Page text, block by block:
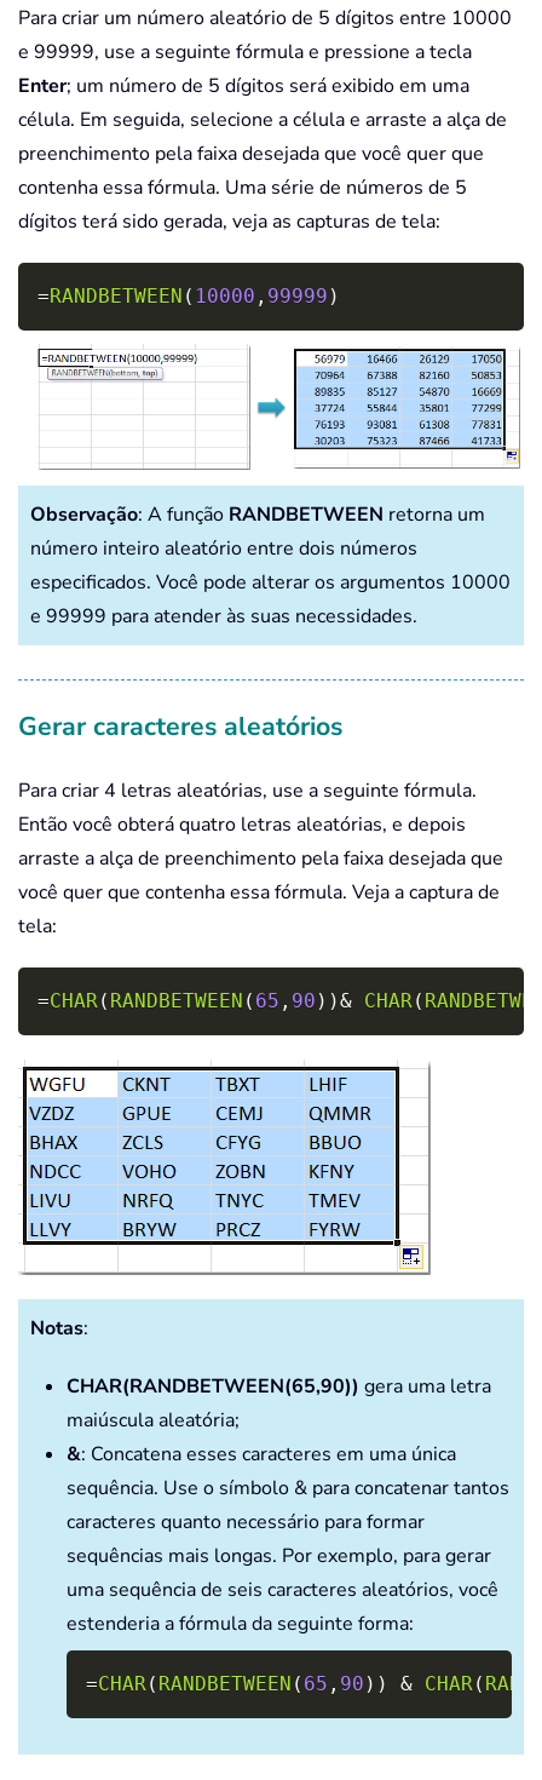
Para criar um número aleatório de 5 dígitos entre 10000
e 99999, use a seguinte fórmula e pressione a tecla
Enter; um número de 5 dígitos será exibido em uma
célula. Em seguida, selecione a célula e arraste a alça de
preenchimento pela faixa desejada que você quer que
contenha essa fórmula. Uma série de números de 5
dígitos terá sido gerada, veja as capturas de tela:
=RANDBETWEEN ( 10000 , 99999 )
Observação: A função RANDBETWEEN retorna um
número inteiro aleatório entre dois números
especificados. Você pode alterar os argumentos 10000
e 99999 para atender às suas necessidades.
Gerar caracteres aleatórios
Para criar 4 letras aleatórias, use a seguinte fórmula.
Então você obterá quatro letras aleatórias, e depois
arraste a alça de preenchimento pela faixa desejada que
você quer que contenha essa fórmula. Veja a captura de
tela:
=CHAR( RANDBETWEEN ( 65 , 90 ) )& CHAR( Copy
Notas:
CHAR(RANDBETWEEN(65,90)) gera uma letra
maiúscula aleatória;
&: Concatena esses caracteres em uma única
sequência. Use o símbolo & para concatenar tantos
caracteres quanto necessário para formar
sequências mais longas. Por exemplo, para gerar
uma sequência de seis caracteres aleatórios, você
estenderia a fórmula da seguinte forma:
=CHAR( RANDBETWEEN ( 65 , 90 ) ) & CHAR(
Copy